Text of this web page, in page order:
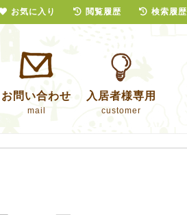
お問い合わせ
mail
入居者様専用
customer
お気に入り 閲覧履歴 検索履歴